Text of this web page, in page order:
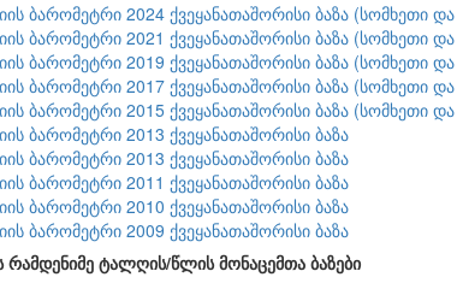
ბარომეტრი 2024 ქვეყანათაშორისი ბაზა (სომხეთი
ბარომეტრი 2021 ქვეყანათაშორისი ბაზა (სომხეთი
ბარომეტრი 2019 ქვეყანათაშორისი ბაზა (სომხეთი
ბარომეტრი 2017 ქვეყანათაშორისი ბაზა (სომხეთი
ბარომეტრი 2015 ქვეყანათაშორისი ბაზა (სომხეთი
ბარომეტრი 2013 ქვეყანათაშორისი ბაზა
ბარომეტრი 2013 ქვეყანათაშორისი ბაზა
ბარომეტრი 2011 ქვეყანათაშორისი ბაზა
ბარომეტრი 2010 ქვეყანათაშორისი ბაზა
ბარომეტრი 2009 ქვეყანათაშორისი ბაზა
რამდენიმე ტალღის/წლის მონაცემთა ბაზები